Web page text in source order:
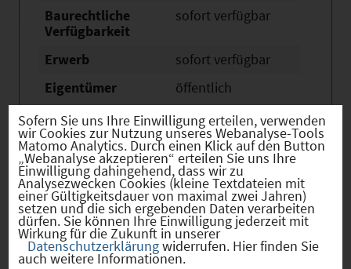
Baurechtliche
Verfügbarkeit
sofort verfügbar
Erwerb
sofort verfügbar
Eigentümer
öffentlich
Verkehr
Bilder
Sofern Sie uns Ihre Einwilligung erteilen, verwenden
wir Cookies zur Nutzung unseres Webanalyse-Tools
Matomo Analytics. Durch einen Klick auf den Button
„Webanalyse akzeptieren“ erteilen Sie uns Ihre
Einwilligung dahingehend, dass wir zu
Analysezwecken Cookies (kleine Textdateien mit
einer Gültigkeitsdauer von maximal zwei Jahren)
setzen und die sich ergebenden Daten verarbeiten
dürfen. Sie können Ihre Einwilligung jederzeit mit
Wirkung für die Zukunft in unserer
Datenschutzerklärungwiderrufen. Hier finden Sie
auch weitere Informationen.